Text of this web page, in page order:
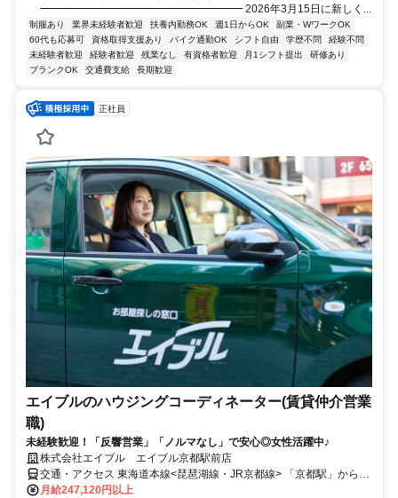
━━━━━━━━━━━━━━━━━━━ 2026年3月15日に新しく...
制服あり 業界未経験者歓迎 扶養内勤務OK 週1日からOK
副業・WワークOK
60代も応募可
資格取得支援あり バイク通勤OK シフト自由 学歴不問
経験不問
未経験者歓迎
経験者歓迎 残業なし 有資格者歓迎 月1シフト提出
研修あり
ブランクOK
交通費支給 長期歓迎
正社員
エイブルのハウジングコーディネーター(賃貸仲介営業
職)
未経験歓迎！「反響営業」「ノルマなし」で安心◎女性活躍中♪
株式会社エイブル エイブル京都駅前店
交通・アクセス 東海道本線<琵琶湖線・JR京都線> 「京都駅」から徒
歩2分
月給247,120円以上